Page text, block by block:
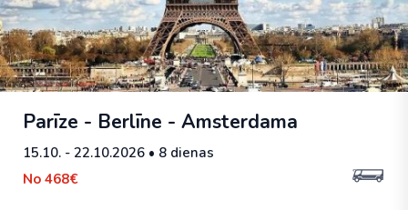
Parīze - Berlīne - Amsterdama
15.10. - 22.10.2026 • 8 dienas
No 468€